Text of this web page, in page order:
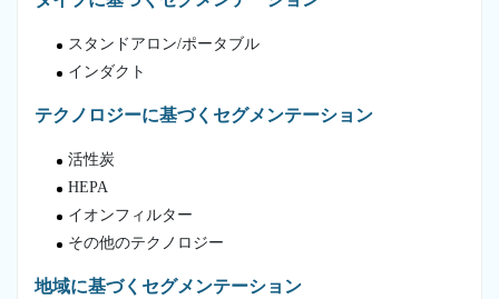
スタンドアロン/ポータブル
インダクト
テクノロジーに基づくセグメンテーション
活性炭
HEPA
イオンフィルター
その他のテクノロジー
地域に基づくセグメンテーション